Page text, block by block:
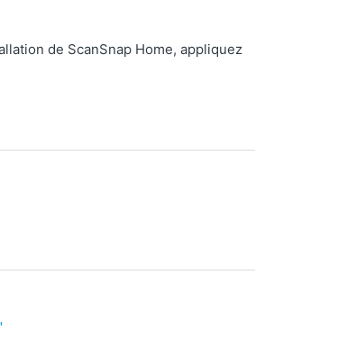
de ScanSnap Home, appliquez